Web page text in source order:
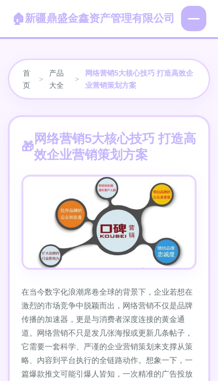
新疆鼎盛金鑫资产管理有限公司
首
页
>
产品
大全
>
网络营销5大核心技巧 打造高效企
业营销策划方案
网络营销5大核心技巧 打造高
效企业营销策划方案
在当今数字化浪潮席卷全球的背景下，企业若想在
激烈的市场竞争中脱颖而出，网络营销不仅是品牌
传播的加速器，更是与消费者深度连接的黄金通
道。网络营销不只是发几张海报或更新几条帖子，
它需要一套科学、严谨的企业营销策划来支撑从策
略、内容到平台执行的全链路动作。想象一下，一
篇爆款推文可能引爆人皆知，一次精准的广告投放